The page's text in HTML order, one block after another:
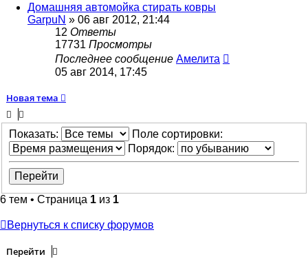
Домашняя автомойка стирать ковры
GarpuN » 06 авг 2012, 21:44
12 Ответы
17731 Просмотры
Последнее сообщение Амелита
05 авг 2014, 17:45
Новая тема
Показать:
Поле сортировки:
Порядок:
6 тем • Страница 1 из 1
Вернуться к списку форумов
Перейти